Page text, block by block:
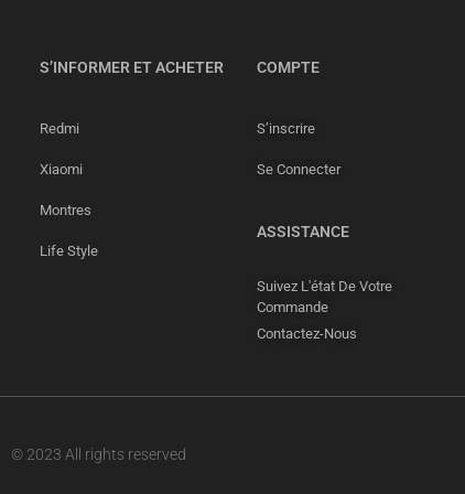
S’INFORMER ET ACHETER
Redmi
Xiaomi
Montres
Life Style
COMPTE
S’inscrire
Se Connecter
ASSISTANCE
Suivez L'état De Votre
Commande
Contactez-Nous
© 2023 All rights reserved